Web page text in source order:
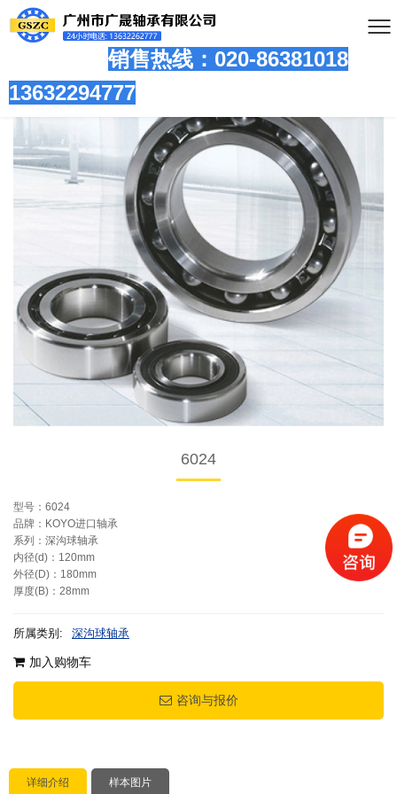
销售热线：020-86381018
13632294777
6024
型号：6024
品牌：KOYO进口轴承
系列：深沟球轴承
内径(d)：120mm
外径(D)：180mm
厚度(B)：28mm
所属类别: 深沟球轴承
加入购物车
咨询与报价
详细介绍 样本图片